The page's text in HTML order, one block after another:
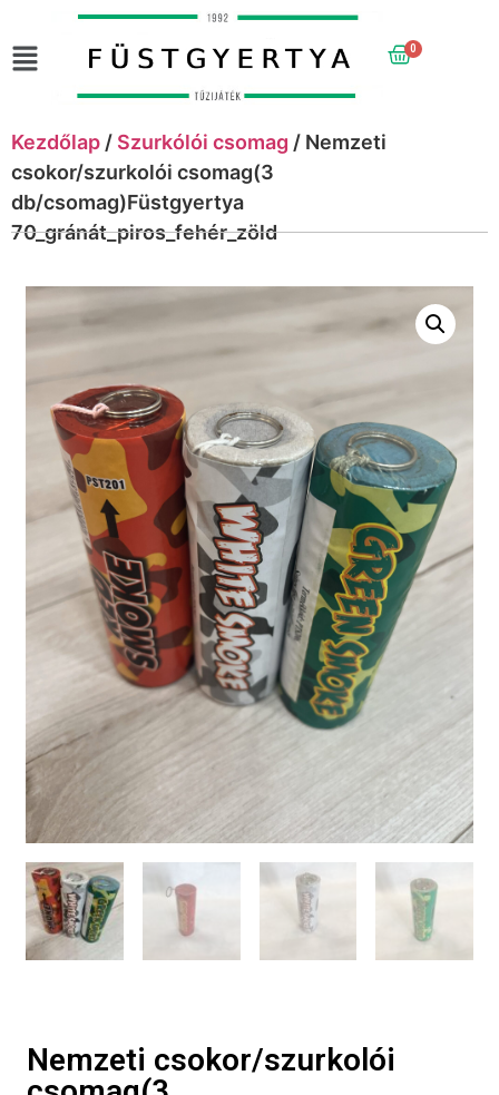
0
Kezdőlap / Szurkólói csomag / Nemzeti
csokor/szurkolói csomag(3
db/csomag)Füstgyertya
70_gránát_piros_fehér_zöld
Nemzeti csokor/szurkolói